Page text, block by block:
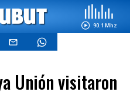
90.1 Mhz
Unión visitaron